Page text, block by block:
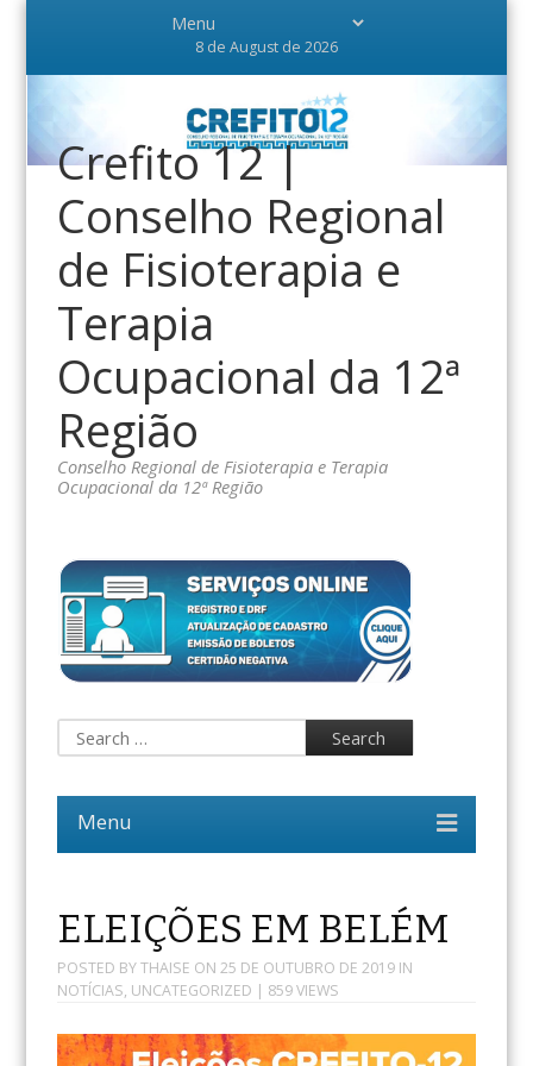
8 de August de 2026
Crefito 12 |
Conselho Regional
de Fisioterapia e
Terapia
Ocupacional da 12ª
Região
Conselho Regional de Fisioterapia e Terapia
Ocupacional da 12ª Região
ELEIÇÕES EM BELÉM
POSTED BYTHAISE ON 25 DE OUTUBRO DE 2019IN
NOTÍCIAS, UNCATEGORIZED | 859 VIEWS